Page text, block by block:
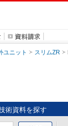
ユニット スリムZR
術資料を探す